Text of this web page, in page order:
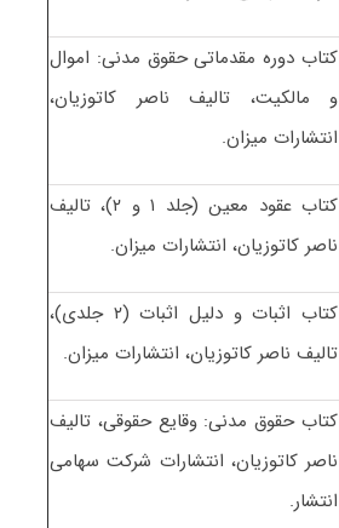
کتاب دوره مقدماتی حقوق مدنی: اموال
و مالکیت، تالیف ناصر کاتوزیان،
انتشارات میزان.
کتاب عقود معین (جلد ۱ و ۲)، تالیف
ناصر کاتوزیان، انتشارات میزان.
کتاب اثبات و دلیل اثبات (۲ جلدی)،
تالیف ناصر کاتوزیان، انتشارات میزان.
کتاب حقوق مدنی: وقایع حقوقی، تالیف
ناصر کاتوزیان، انتشارات شرکت سهامی
انتشار.